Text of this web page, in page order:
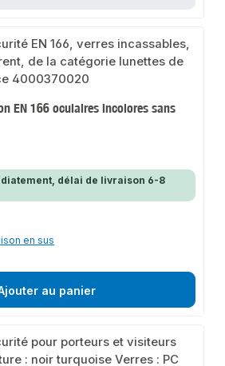
EN 166 oculaires incolores sans
délai de livraison 6-8
en sus
au panier